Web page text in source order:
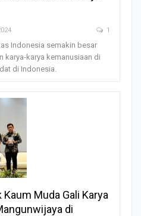
1
Indonesia semakin besar
karya-karya kemanusiaan di
di Indonesia.
Muda Gali Karya
di